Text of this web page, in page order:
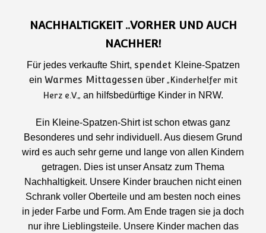
NACHHALTIGKEIT ..VORHER UND AUCH
NACHHER!
Für jedes verkaufte Shirt, spendet Kleine-Spatzen
ein Warmes Mittagessen über „ Kinderhelfer mit
Herz e.V.„ an hilfsbedürftige Kinder in NRW.
Ein Kleine-Spatzen-Shirt ist schon etwas ganz
Besonderes und sehr individuell. Aus diesem Grund
wird es auch sehr gerne und lange von allen Kindern
getragen. Dies ist unser Ansatz zum Thema
Nachhaltigkeit. Unsere Kinder brauchen nicht einen
Schrank voller Oberteile und am besten noch eines
in jeder Farbe und Form. Am Ende tragen sie ja doch
nur ihre Lieblingsteile. Unsere Kinder machen das